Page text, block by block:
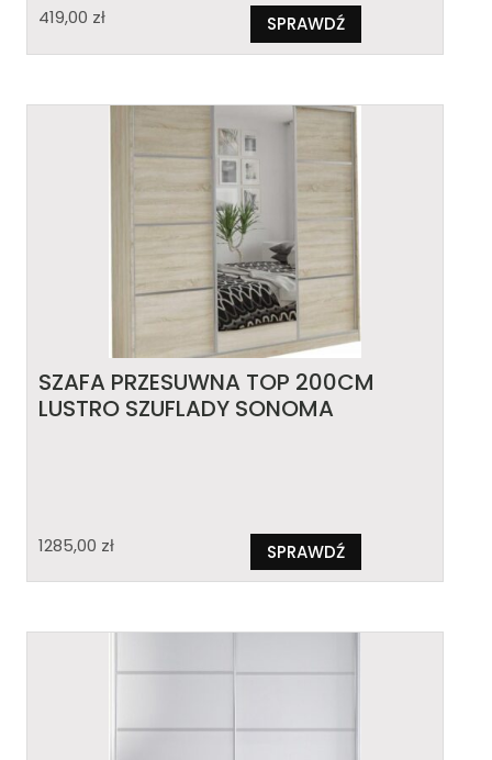
419,00 zł SPRAWDŹ
SZAFA PRZESUWNA TOP 200CM
LUSTRO SZUFLADY SONOMA
1285,00 zł SPRAWDŹ